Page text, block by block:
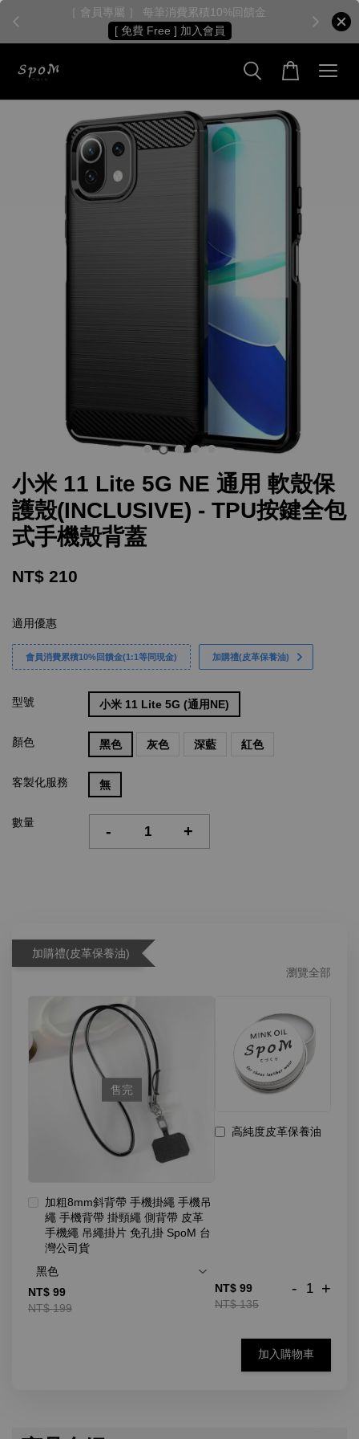
［ 會員專屬 ］ 每筆消費累積10%回饋金
[ 免費 Free ] 加入會員
小米 11 Lite 5G NE 通用 軟殼保
護殼(INCLUSIVE) - TPU按鍵全包
式手機殼背蓋
NT$ 210
適用優惠
會員消費累積10%回饋金(1:1等同現金) 加購禮(皮革保養油)
型號 小米 11 Lite 5G (通用NE)
顏色 黑色 灰色 深藍 紅色
客製化服務 無
數量 - +
加購禮(皮革保養油)
瀏覽全部
售完
加粗8mm斜背帶 手機掛繩 手機吊
繩 手機背帶 掛頸繩 側背帶 皮革
手機繩 吊繩掛片 免孔掛 SpoM 台
灣公司貨
NT$ 99
NT$ 199
高純度皮革保養油
NT$ 99
NT$ 135
- +
加入購物車